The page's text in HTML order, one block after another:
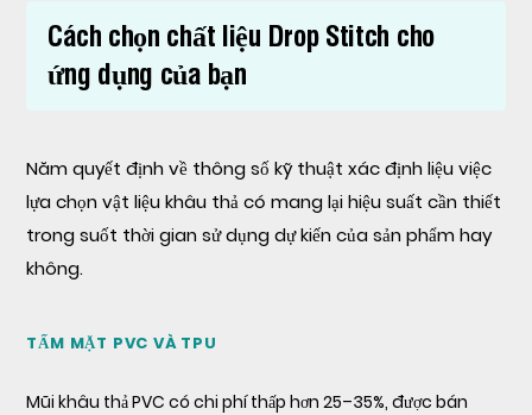
Cách chọn chất liệu Drop Stitch cho
ứng dụng của bạn
Năm quyết định về thông số kỹ thuật xác định liệu việc
lựa chọn vật liệu khâu thả có mang lại hiệu suất cần thiết
trong suốt thời gian sử dụng dự kiến của sản phẩm hay
không.
TẤM MẶT PVC VÀ TPU
Mũi khâu thả PVC có chi phí thấp hơn 25–35%, được bán